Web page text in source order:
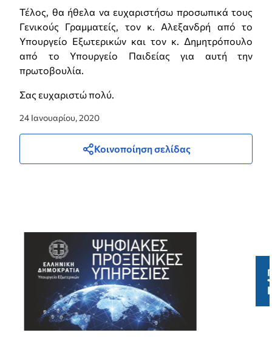
Τέλος, θα ήθελα να ευχαριστήσω προσωπικά τους
Γενικούς Γραμματείς, τον κ. Αλεξανδρή από το
Υπουργείο Εξωτερικών και τον κ. Δημητρόπουλο
από το Υπουργείο Παιδείας για αυτή την
πρωτοβουλία.
Σας ευχαριστώ πολύ.
24 Ιανουαρίου, 2020
Κοινοποίηση σελίδας